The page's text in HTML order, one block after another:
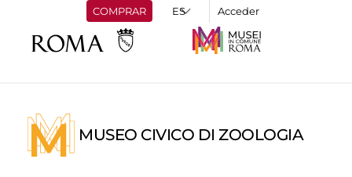
COMPRAR Acceder
MUSEO CIVICO DI ZOOLOGIA